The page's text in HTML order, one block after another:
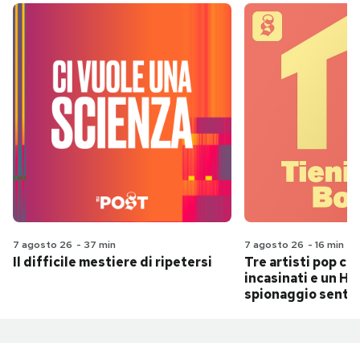
7 agosto 26 - 37 min
Il difficile mestiere di ripetersi
7 agosto 26 - 16 min
Tre artisti pop
incasinati e un
spionaggio